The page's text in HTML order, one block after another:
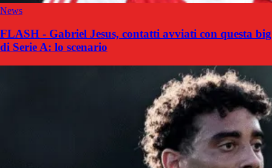
News
FLASH - Gabriel Jesus, contatti avviati con questa big
di Serie A: lo scenario